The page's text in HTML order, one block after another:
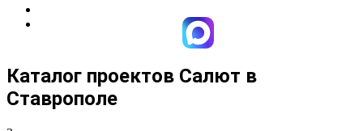
Каталог проектов Салют в
Ставрополе